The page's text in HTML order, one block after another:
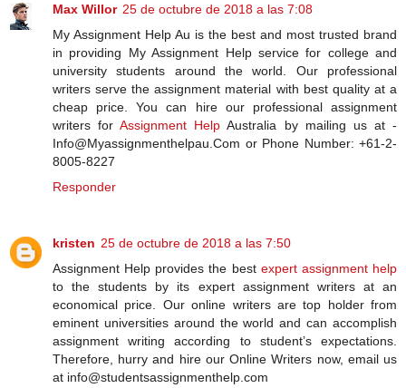
Max Willor 25 de octubre de 2018 a las 7:08
My Assignment Help Au is the best and most trusted brand
in providing My Assignment Help service for college and
university students around the world. Our professional
writers serve the assignment material with best quality at a
cheap price. You can hire our professional assignment
writers forAssignment Help Australia by mailing us at -
Info@Myassignmenthelpau.Com or Phone Number: +61-2-
8005-8227
Responder
kristen 25 de octubre de 2018 a las 7:50
Assignment Help provides the best expert assignment help
to the students by its expert assignment writers at an
economical price. Our online writers are top holder from
eminent universities around the world and can accomplish
assignment writing according to student’s expectations.
Therefore, hurry and hire our Online Writers now, email us
at info@studentsassignmenthelp.com